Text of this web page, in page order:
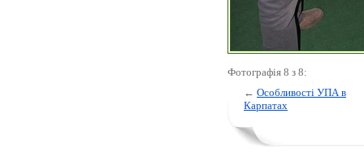
Фотографія 8 з 8:
← Особливості УПА в
Карпатах